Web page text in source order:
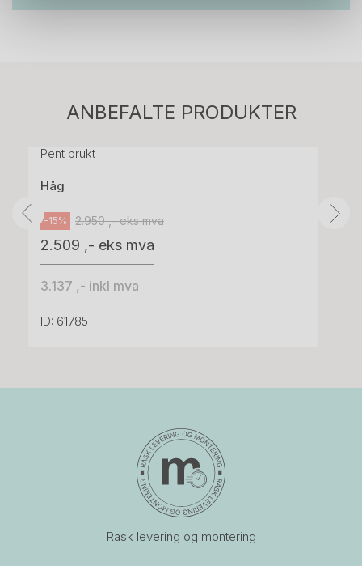
ANBEFALTE PRODUKTER
H05 5600 Swingback-armlene Mørk
Pent brukt
Håg
-15% 2.950 ,- eks mva
2.509 ,- eks mva
3.137 ,- inkl mva
ID: 61785
Rask levering og montering